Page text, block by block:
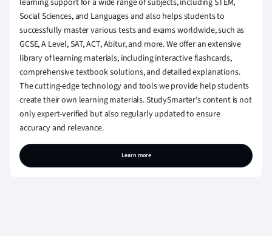
learning support for a wide range of subjects, including STEM,
Social Sciences, and Languages and also helps students to
successfully master various tests and exams worldwide, such as
GCSE, A Level, SAT, ACT, Abitur, and more. We offer an extensive
library of learning materials, including interactive flashcards,
comprehensive textbook solutions, and detailed explanations.
The cutting-edge technology and tools we provide help students
create their own learning materials. StudySmarter’s content is not
only expert-verified but also regularly updated to ensure
accuracy and relevance.
Learn more